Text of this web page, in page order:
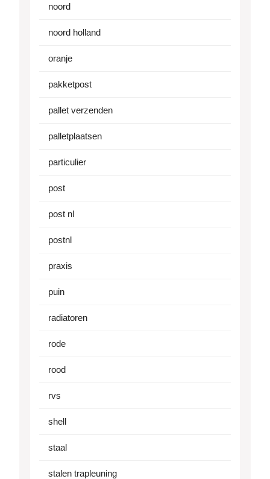
noord
noord holland
oranje
pakketpost
pallet verzenden
palletplaatsen
particulier
post
post nl
postnl
praxis
puin
radiatoren
rode
rood
rvs
shell
staal
stalen trapleuning